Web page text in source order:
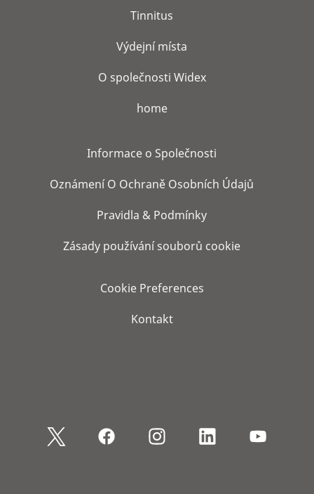
Tinnitus
Výdejní místa
O společnosti Widex
home
Informace o Společnosti
Oznámení O Ochraně Osobních Údajů
Pravidla & Podmínky
Zásady používání souborů cookie
Cookie Preferences
Kontakt